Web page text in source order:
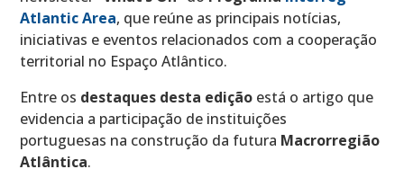
Atlantic Area, que reúne as principais notícias,
iniciativas e eventos relacionados com a cooperação
territorial no Espaço Atlântico.
Entre os destaques desta edição está o artigo que
evidencia a participação de instituições
portuguesas na construção da futura Macrorregião
Atlântica.